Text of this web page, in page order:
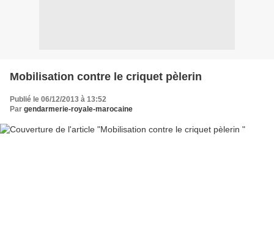
Mobilisation contre le criquet pèlerin
Publié le 06/12/2013 à 13:52
Par gendarmerie-royale-marocaine